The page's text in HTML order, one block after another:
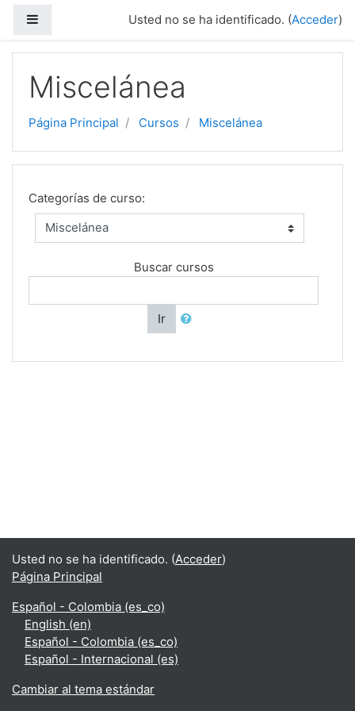
Usted no se ha identificado. (Acceder)
Miscelánea
Página Principal Cursos Miscelánea
Categorías de curso:
Buscar cursos
Ir
Usted no se ha identificado. (Acceder)
Página Principal
Español - Colombia ‎(es_co)‎
English ‎(en)‎
Español - Colombia ‎(es_co)‎
Español - Internacional ‎(es)‎
Cambiar al tema estándar